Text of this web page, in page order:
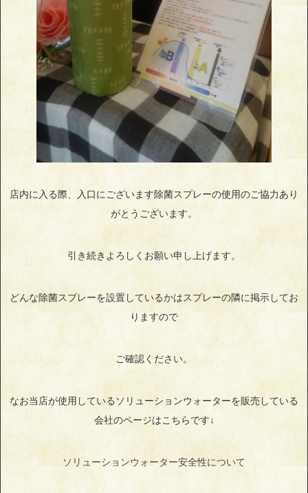
店内に入る際、入口にございます除菌スプレーの使用のご協力あり
がとうございます。
引き続きよろしくお願い申し上げます。
どんな除菌スプレーを設置しているかはスプレーの隣に掲示してお
りますので
ご確認ください。
なお当店が使用しているソリューションウォーターを販売している
会社のページはこちらです↓
ソリューションウォーター安全性について